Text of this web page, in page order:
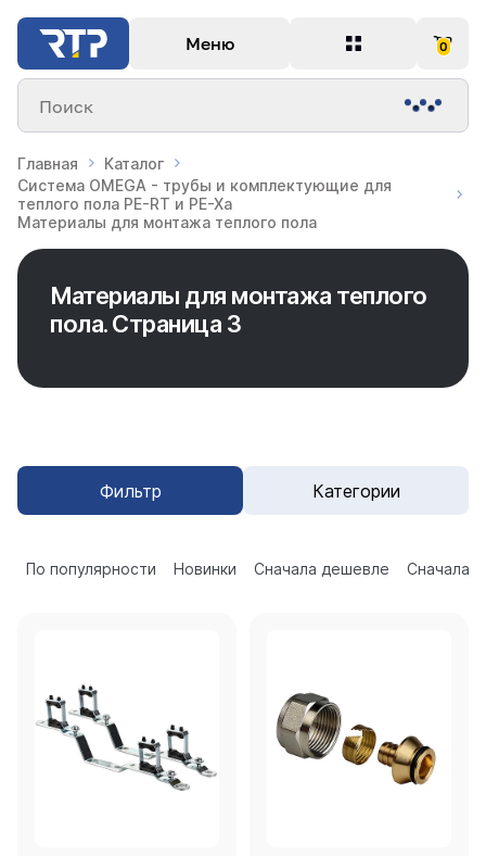
Меню 0
Поиск
Главная
Каталог
Система OMEGA - трубы и комплектующие для
теплого пола PE-RT и PE-Xa
Материалы для монтажа теплого пола
Материалы для монтажа теплого
пола. Страница 3
Фильтр Категории
По популярности Новинки Сначала дешевле Сначала